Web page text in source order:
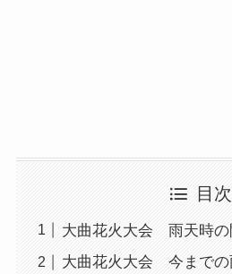
目次
大曲花火大会 雨天時の
大曲花火大会 今までの